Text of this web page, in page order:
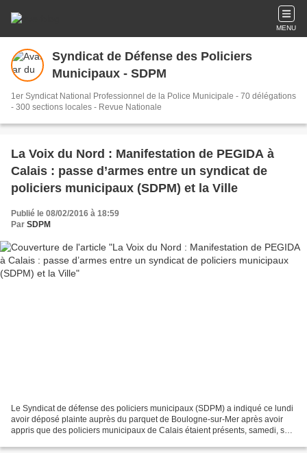
MENU
Syndicat de Défense des Policiers
Municipaux - SDPM
1er Syndicat National Professionnel de la Police Municipale - 70 délégations
- 300 sections locales - Revue Nationale
La Voix du Nord : Manifestation de PEGIDA à
Calais : passe d’armes entre un syndicat de
policiers municipaux (SDPM) et la Ville
Publié le 08/02/2016 à 18:59
Par SDPM
Le Syndicat de défense des policiers municipaux (SDPM) a indiqué ce lundi
avoir déposé plainte auprès du parquet de Boulogne-sur-Mer après avoir
appris que des policiers municipaux de Calais étaient présents, samedi, sur